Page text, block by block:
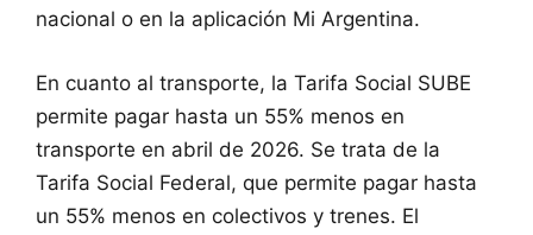
nacional o en la aplicación Mi Argentina.
En cuanto al transporte, la Tarifa Social SUBE
permite pagar hasta un 55% menos en
transporte en abril de 2026. Se trata de la
Tarifa Social Federal, que permite pagar hasta
un 55% menos en colectivos y trenes. El